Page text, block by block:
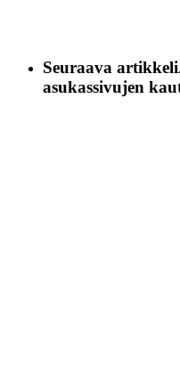
Seuraava artikkeli
asukassivujen